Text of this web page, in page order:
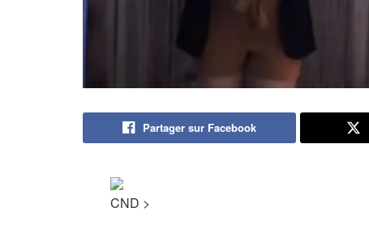
Partager sur Facebook
CND >